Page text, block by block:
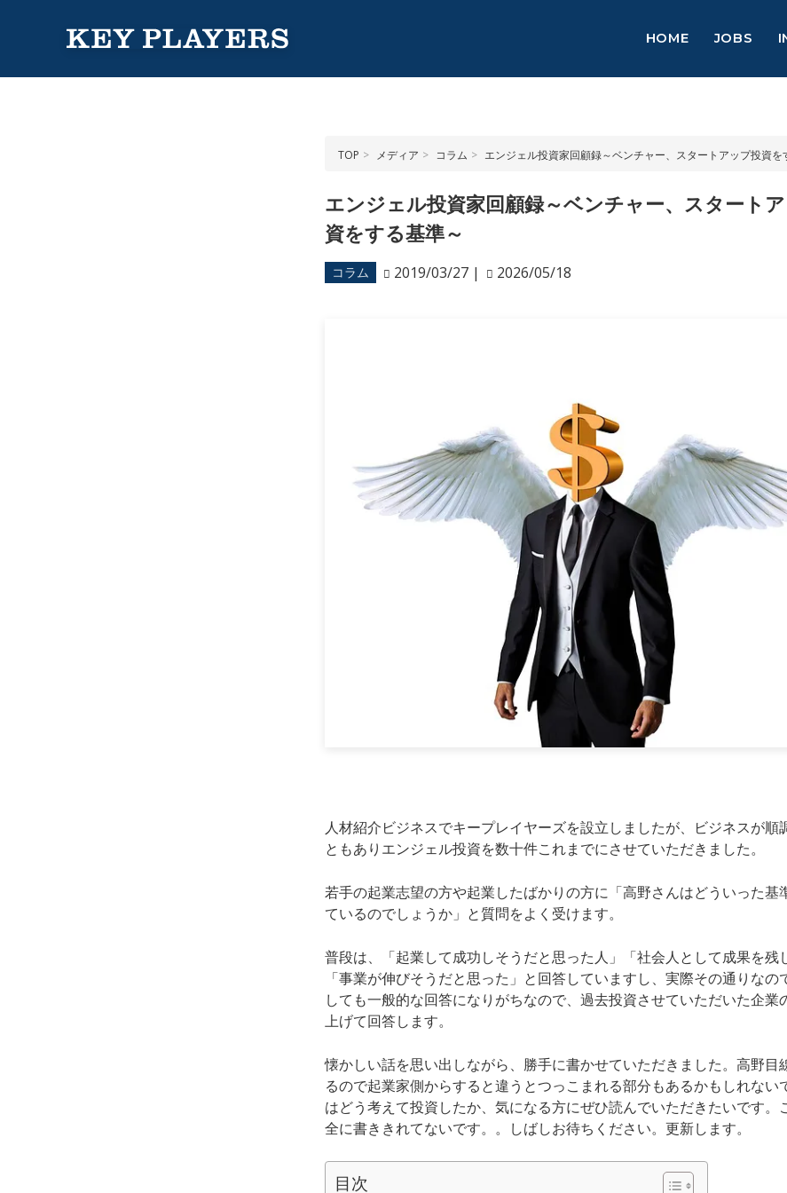
HOME JOBS
TOP メディア コラム エンジェル投資家回顧録～ベンチャー、スタートアップ投資を
エンジェル投資家回顧録～ベンチャー、スタート
資をする基準～
コラム 2019/03/27 | 2026/05/18
人材紹介ビジネスでキープレイヤーズを設立しましたが、ビジネスが順
ともありエンジェル投資を数十件これまでにさせていただきました。
若手の起業志望の方や起業したばかりの方に「高野さんはどういった基
ているのでしょうか」と質問をよく受けます。
普段は、「起業して成功しそうだと思った人」「社会人として成果を残
「事業が伸びそうだと思った」と回答していますし、実際その通りなの
しても一般的な回答になりがちなので、過去投資させていただいた企業
上げて回答します。
懐かしい話を思い出しながら、勝手に書かせていただきました。高野目
るので起業家側からすると違うとつっこまれる部分もあるかもしれない
はどう考えて投資したか、気になる方にぜひ読んでいただきたいです。
全に書ききれてないです。。しばしお待ちください。更新します。
目次